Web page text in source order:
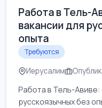
Работа в Тель-
вакансии для
опыта
Требуются
Иерусалим
Работа в Тель-Авиве:
русскоязычных без